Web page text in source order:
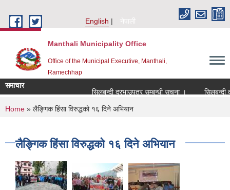
English
नेपाली
Manthali Municipality Office
Office of the Municipal Executive, Manthali,
Ramechhap
समाचार
सिलबन्दी दरभाउपत्र सम्बन्धी सूचना ।
सिलबन्दी
You are here
Home » लैङ्गिक हिंसा विरुद्धको १६ दिने अभियान
लैङ्गिक हिंसा विरुद्धको १६ दिने अभियान